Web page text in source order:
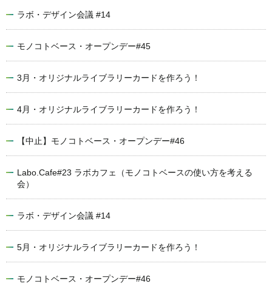
ラボ・デザイン会議 #14
モノコトベース・オープンデー#45
3月・オリジナルライブラリーカードを作ろう！
4月・オリジナルライブラリーカードを作ろう！
【中止】モノコトベース・オープンデー#46
Labo.Cafe#23 ラボカフェ（モノコトベースの使い方を考える
会）
ラボ・デザイン会議 #14
5月・オリジナルライブラリーカードを作ろう！
モノコトベース・オープンデー#46